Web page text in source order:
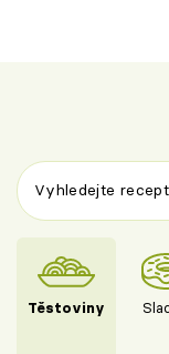
Těstoviny